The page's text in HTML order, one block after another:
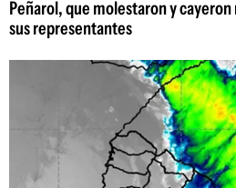
Peñarol, que molestaron y cayeron
sus representantes